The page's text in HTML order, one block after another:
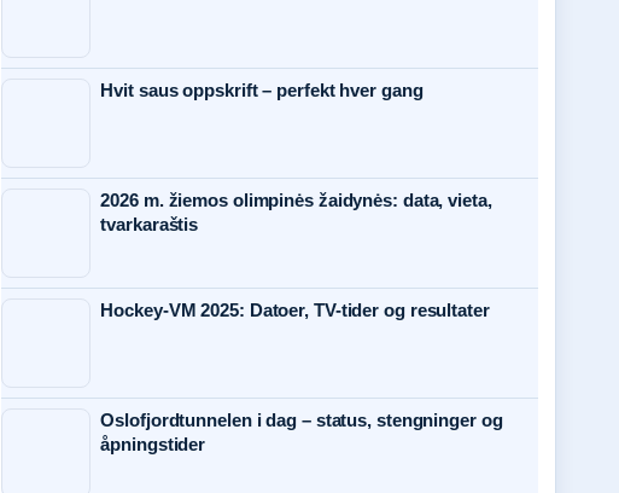
Hvit saus oppskrift – perfekt hver gang
2026 m. žiemos olimpinės žaidynės: data, vieta,
tvarkaraštis
Hockey-VM 2025: Datoer, TV-tider og resultater
Oslofjordtunnelen i dag – status, stengninger og
åpningstider